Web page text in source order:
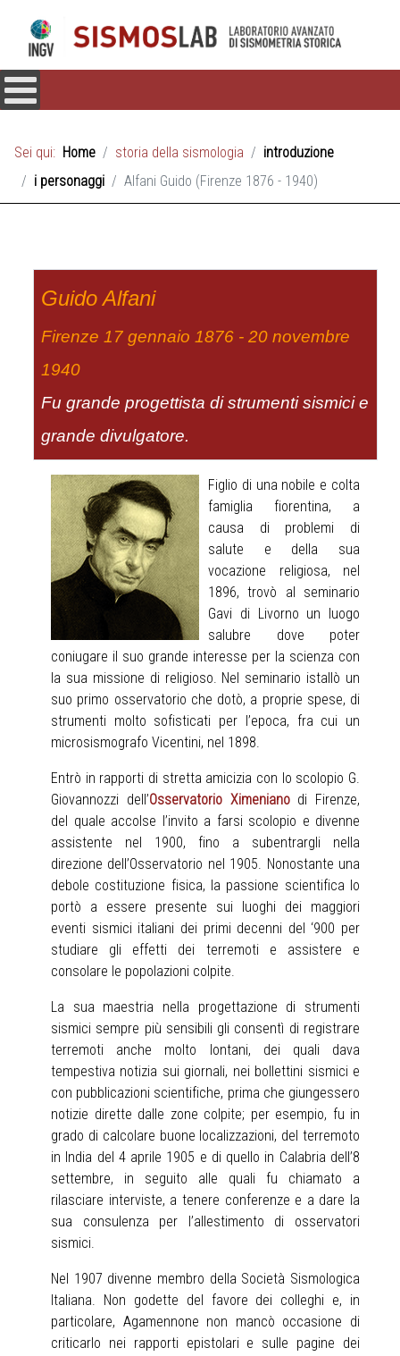
Sei qui: Home storia della sismologia
introduzione
i personaggi
Alfani Guido (Firenze 1876 - 1940)
Guido Alfani
Firenze 17 gennaio 1876 - 20 novembre
1940
Fu grande progettista di strumenti sismici e
grande divulgatore.
Figlio di una nobile e colta
famiglia fiorentina, a
causa di problemi di
salute e della sua
vocazione religiosa, nel
1896, trovò al seminario
Gavi di Livorno un luogo
salubre dove poter
coniugare il suo grande interesse per la scienza con
la sua missione di religioso. Nel seminario istallò un
suo primo osservatorio che dotò, a proprie spese, di
strumenti molto sofisticati per l’epoca, fra cui un
microsismografo Vicentini, nel 1898.
Entrò in rapporti di stretta amicizia con lo scolopio G.
Giovannozzi dell’Osservatorio Ximenianodi Firenze,
del quale accolse l’invito a farsi scolopio e divenne
assistente nel 1900, fino a subentrargli nella
direzione dell’Osservatorio nel 1905. Nonostante una
debole costituzione fisica, la passione scientifica lo
portò a essere presente sui luoghi dei maggiori
eventi sismici italiani dei primi decenni del ‘900 per
studiare gli effetti dei terremoti e assistere e
consolare le popolazioni colpite.
La sua maestria nella progettazione di strumenti
sismici sempre più sensibili gli consentì di registrare
terremoti anche molto lontani, dei quali dava
tempestiva notizia sui giornali, nei bollettini sismici e
con pubblicazioni scientifiche, prima che giungessero
notizie dirette dalle zone colpite; per esempio, fu in
grado di calcolare buone localizzazioni, del terremoto
in India del 4 aprile 1905 e di quello in Calabria dell’8
settembre, in seguito alle quali fu chiamato a
rilasciare interviste, a tenere conferenze e a dare la
sua consulenza per l’allestimento di osservatori
sismici.
Nel 1907 divenne membro della Società Sismologica
Italiana. Non godette del favore dei colleghi e, in
particolare, Agamennone non mancò occasione di
criticarlo nei rapporti epistolari e sulle pagine dei